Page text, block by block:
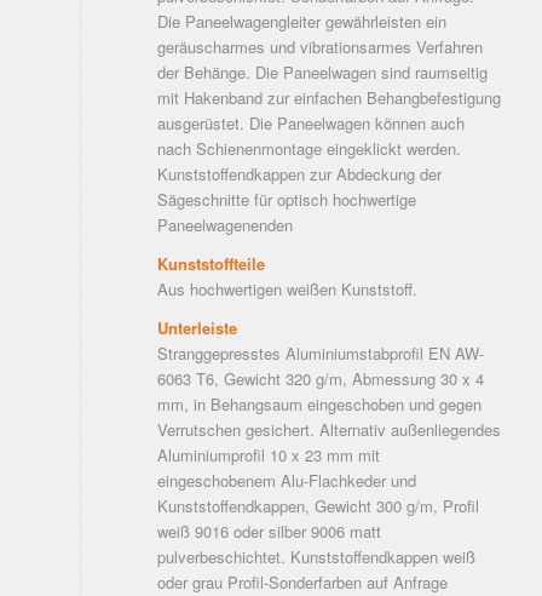
Die Paneelwagengleiter gewährleisten ein
geräuscharmes und vibrationsarmes Verfahren
der Behänge. Die Paneelwagen sind raumseitig
mit Hakenband zur einfachen Behangbefestigung
ausgerüstet. Die Paneelwagen können auch
nach Schienenmontage eingeklickt werden.
Kunststoffendkappen zur Abdeckung der
Sägeschnitte für optisch hochwertige
Paneelwagenenden
Kunststoffteile
Aus hochwertigen weißen Kunststoff.
Unterleiste
Stranggepresstes Aluminiumstabprofil EN AW-
6063 T6, Gewicht 320 g/m, Abmessung 30 x 4
mm, in Behangsaum eingeschoben und gegen
Verrutschen gesichert. Alternativ außenliegendes
Aluminiumprofil 10 x 23 mm mit
eingeschobenem Alu-Flachkeder und
Kunststoffendkappen, Gewicht 300 g/m, Profil
weiß 9016 oder silber 9006 matt
pulverbeschichtet. Kunststoffendkappen weiß
oder grau Profil-Sonderfarben auf Anfrage